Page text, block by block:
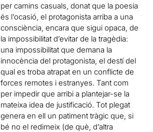
per camins casuals, donat que la poesia
és l’ocasió, el protagonista arriba a una
consciència, encara que sigui opaca, de
la impossibilitat d’evitar de la tragèdia:
una impossibilitat que demana la
innocència del protagonista, el destí del
qual es troba atrapat en un conflicte de
forces remotes i estranyes. Tant com
per impedir que arribi a plantejar-se la
mateixa idea de justificació. Tot plegat
genera en ell un patiment tràgic que, si
bé no el redimeix (de què, d’altra